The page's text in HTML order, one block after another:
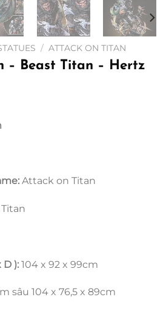
/ ATTACK ON TITAN
– Beast Titan – Hertz
Attack on Titan
): 104 x 92 x 99cm
sâu 104 x 76,5 x 89cm